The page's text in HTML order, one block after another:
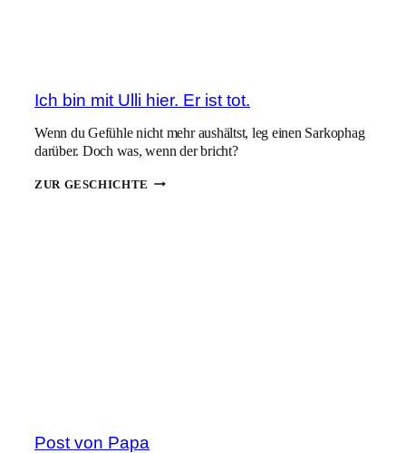
Ich bin mit Ulli hier. Er ist tot.
Wenn du Gefühle nicht mehr aushältst, leg einen Sarkophag
darüber. Doch was, wenn der bricht?
ZUR GESCHICHTE ICH
Post von Papa